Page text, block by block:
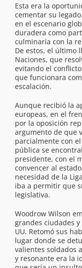
Esta era la
cementar su
en el escenario
duradera como
culminaría con la
De estos, el último
Naciones, que
evitando el
que funcionara
escalación.
Aunque recibió la
europeas, en el
por la oposición
argumento de que
parcialmente con
pública se
presidente, con el
convencer al
necesidad de la
iba a permitir que
legislativa.
Woodrow Wilson
grandes ciudades
UU. Retomó sus
lugar donde se
valientes soldados
y resonante era la